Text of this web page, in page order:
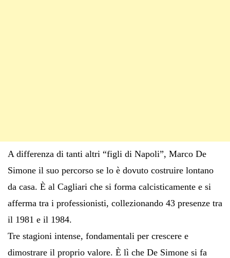
A differenza di tanti altri “figli di Napoli”, Marco De
Simone il suo percorso se lo è dovuto costruire lontano
da casa. È al Cagliari che si forma calcisticamente e si
afferma tra i professionisti, collezionando 43 presenze tra
il 1981 e il 1984.
Tre stagioni intense, fondamentali per crescere e
dimostrare il proprio valore. È lì che De Simone si fa